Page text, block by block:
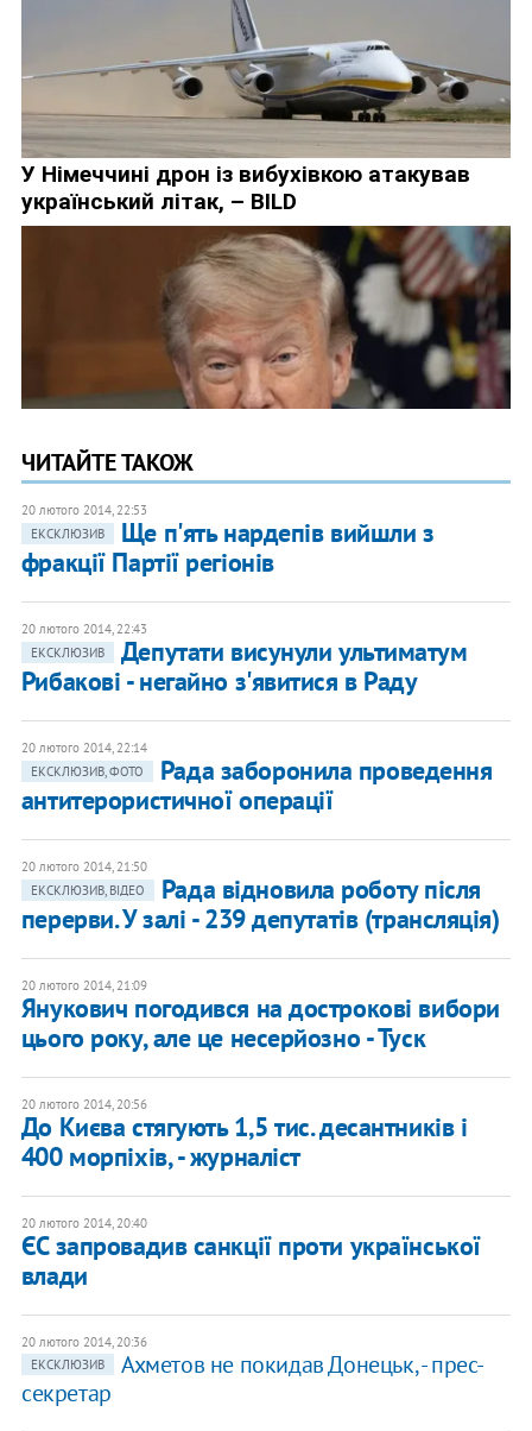
ЧИТАЙТЕ ТАКОЖ
20 лютого 2014, 22:53
ЕКСКЛЮЗИВ
Ще п'ять нардепів вийшли з
фракції Партії регіонів
20 лютого 2014, 22:43
ЕКСКЛЮЗИВ
Депутати висунули ультиматум
Рибакові - негайно з'явитися в Раду
20 лютого 2014, 22:14
ЕКСКЛЮЗИВ, ФОТО
Рада заборонила проведення
антитерористичної операції
20 лютого 2014, 21:50
ЕКСКЛЮЗИВ, ВІДЕО
Рада відновила роботу після
перерви. У залі - 239 депутатів (трансляція)
20 лютого 2014, 21:09
Янукович погодився на дострокові вибори
цього року, але це несерйозно - Туск
20 лютого 2014, 20:56
До Києва стягують 1,5 тис. десантників і
400 морпіхів, - журналіст
20 лютого 2014, 20:40
ЄС запровадив санкції проти української
влади
20 лютого 2014, 20:36
ЕКСКЛЮЗИВ
Ахметов не покидав Донецьк, - прес-
секретар